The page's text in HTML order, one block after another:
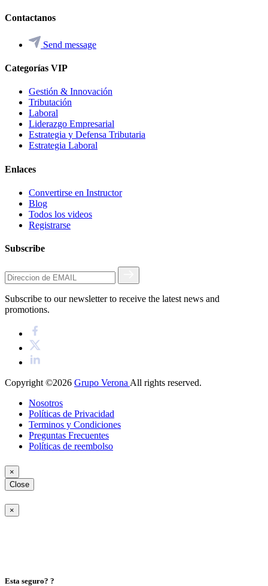
Contactanos
Send message
Categorías VIP
Gestión & Innovación
Tributación
Laboral
Liderazgo Empresarial
Estrategia y Defensa Tributaria
Estrategia Laboral
Enlaces
Convertirse en Instructor
Blog
Todos los videos
Registrarse
Subscribe
Subscribe to our newsletter to receive the latest news and
promotions.
Copyright ©2026 Grupo Verona All rights reserved.
Nosotros
Políticas de Privacidad
Terminos y Condiciones
Preguntas Frecuentes
Políticas de reembolso
×
Close
×
Esta seguro? ?